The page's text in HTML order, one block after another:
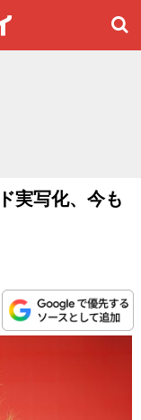
実写化、今も